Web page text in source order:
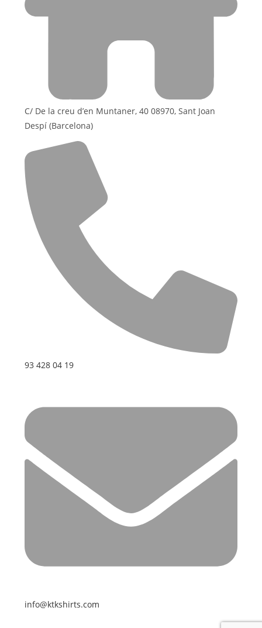
C/ De la creu d’en Muntaner, 40 08970, Sant Joan
Despí (Barcelona)
93 428 04 19
info@ktkshirts.com